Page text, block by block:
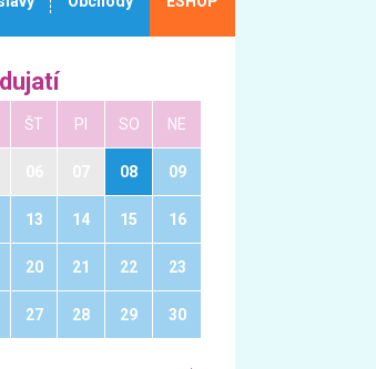
ŠT PI SO NE
08 09
13 14 15 16
20 21 22 23
27 28 29 30